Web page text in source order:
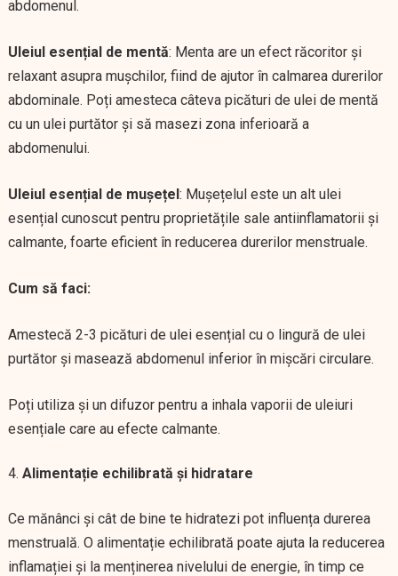
abdomenul.
Uleiul esențial de mentă: Menta are un efect răcoritor și
relaxant asupra mușchilor, fiind de ajutor în calmarea durerilor
abdominale. Poți amesteca câteva picături de ulei de mentă
cu un ulei purtător și să masezi zona inferioară a
abdomenului.
Uleiul esențial de mușețel: Mușețelul este un alt ulei
esențial cunoscut pentru proprietățile sale antiinflamatorii și
calmante, foarte eficient în reducerea durerilor menstruale.
Cum să faci:
Amestecă 2-3 picături de ulei esențial cu o lingură de ulei
purtător și masează abdomenul inferior în mișcări circulare.
Poți utiliza și un difuzor pentru a inhala vaporii de uleiuri
esențiale care au efecte calmante.
Alimentație echilibrată și hidratare
Ce mănânci și cât de bine te hidratezi pot influența durerea
menstruală. O alimentație echilibrată poate ajuta la reducerea
inflamației și la menținerea nivelului de energie, în timp ce